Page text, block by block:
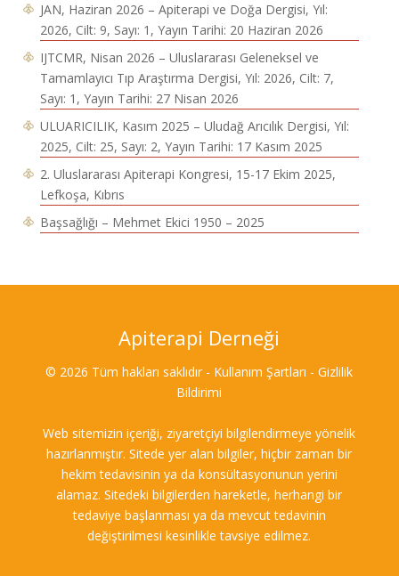
JAN, Haziran 2026 – Apiterapi ve Doğa Dergisi, Yıl:
2026, Cilt: 9, Sayı: 1, Yayın Tarihi: 20 Haziran 2026
IJTCMR, Nisan 2026 – Uluslararası Geleneksel ve
Tamamlayıcı Tıp Araştırma Dergisi, Yıl: 2026, Cilt: 7,
Sayı: 1, Yayın Tarihi: 27 Nisan 2026
ULUARICILIK, Kasım 2025 – Uludağ Arıcılık Dergisi, Yıl:
2025, Cilt: 25, Sayı: 2, Yayın Tarihi: 17 Kasım 2025
2. Uluslararası Apiterapi Kongresi, 15-17 Ekim 2025,
Lefkoşa, Kıbrıs
Başsağlığı – Mehmet Ekici 1950 – 2025
Apiterapi Derneği
© 2026 Tüm hakları saklıdır - Kullanım Şartları - Gizlilik
Bildirimi
Web sitemizin içeriği, ziyaretçiyi bilgilendirmeye yönelik
hazırlanmıştır. Sitede yer alan bilgiler, hiçbir zaman bir
hekim tedavisinin ya da konsültasyonunun yerini
alamaz. Sitedeki bilgilerden hareketle, herhangi bir
tedaviye başlanması ya da mevcut tedavinin
değiştirilmesi kesinlikle tavsiye edilmez.